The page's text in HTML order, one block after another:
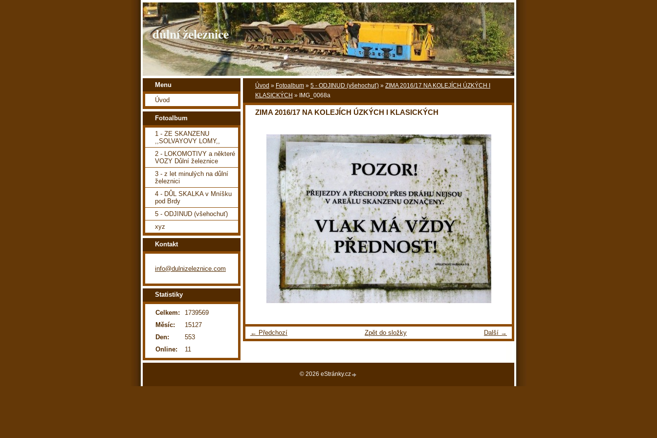
důlní železnice
Úvod » Fotoalbum » 5 - ODJINUD (všehochuť) » ZIMA 2016/17 NA KOLEJÍCH ÚZKÝCH I
KLASICKÝCH » IMG_0068a
ZIMA 2016/17 NA KOLEJÍCH ÚZKÝCH I KLASICKÝCH
← Předchozí Další →
Zpět do složky
Menu
Úvod
Fotoalbum
1 - ZE SKANZENU
,,SOLVAYOVY LOMY,,
2 - LOKOMOTIVY a některé
VOZY Důlní železnice
3 - z let minulých na důlní
železnici
4 - DŮL SKALKA v Mníšku
pod Brdy
5 - ODJINUD (všehochuť)
xyz
Kontakt
info@dulnizeleznice.com
Statistiky
Online: 11
Celkem:
1739569
Měsíc:
15127
Den:
553
© 2026 eStránky.cz